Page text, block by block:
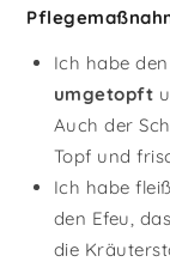
Ich habe
umgetopft
Auch der
Topf und
Ich habe
den Efeu,
die